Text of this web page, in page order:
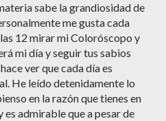
sabe la grandiosidad de
me gusta cada
12 mirar mi Coloróscopo y
mi día y seguir tus sabios
ver que cada día es
He leído detenidamente lo
en la razón que tienes en
es admirable que a pesar de